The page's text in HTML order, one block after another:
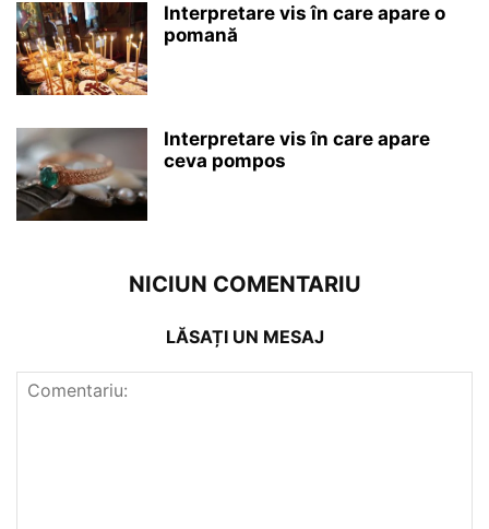
Interpretare vis în care apare o
pomană
Interpretare vis în care apare
ceva pompos
NICIUN COMENTARIU
LĂSAȚI UN MESAJ